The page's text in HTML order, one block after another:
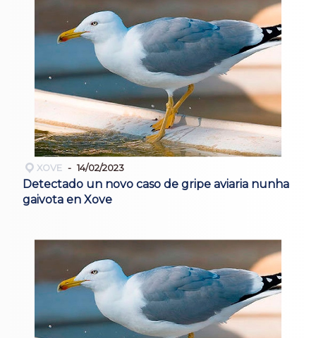
XOVE 14/02/2023
Detectado un novo caso de gripe aviaria nunha
gaivota en Xove